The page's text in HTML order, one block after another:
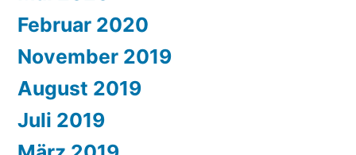
Februar 2020
November 2019
August 2019
Juli 2019